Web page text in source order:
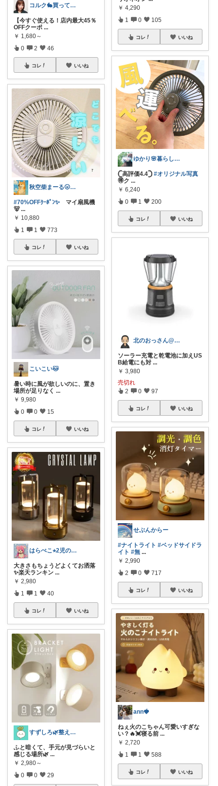
コルク🐇買ってよかった！オリジナル写真
【今すぐ使える！店内最大45％
OFFクーポ ...
￥ 1,680～
0 2 46
コレ いいね
秋空柴まーる🌝優しい暮らしアイテム🐾
#70%OFFｸｰﾎﾟﾝ✨️ マイ扇風機
🐻 ...
￥ 10,880
1 1 773
コレ いいね
こいこい🐱
暑い時に風が欲しいのに、置き
場所が足りなく ...
￥ 9,980
0 0 15
コレ いいね
はらぺこ⭐︎2児のママ
大きさもちょうどよくてお洒落
✨楽天ランキン ...
￥ 2,980
1 1 40
コレ いいね
すずしろ🌿整えながら、ゆるく暮らす
ふと暗くて、手元が見づらいと
感じる場所🌿 ...
￥ 2,980～
0 0 29
￥ 4,290
1 0 105
コレ いいね
ゆかり🌸暮らしと育児𓍯更新ゆっくり
‎𓊆高評価4.4𓊇 #オリジナル写真
🉐ク ...
￥ 6,240
0 1 200
コレ いいね
北のおっさん@ガジェット好き
ソーラー充電と乾電池に加えUS
B給電にも対 ...
￥ 3,980
売切れ
2 0 97
コレ いいね
せぶんからー
#ナイトライト #ベッドサイドラ
イト #無 ...
￥ 2,990
2 0 717
コレ いいね
ann🍓
ねぇ火のこちゃん可愛いすぎな
い？🔥💓寝る前 ...
￥ 2,720
1 1 588
コレ いいね